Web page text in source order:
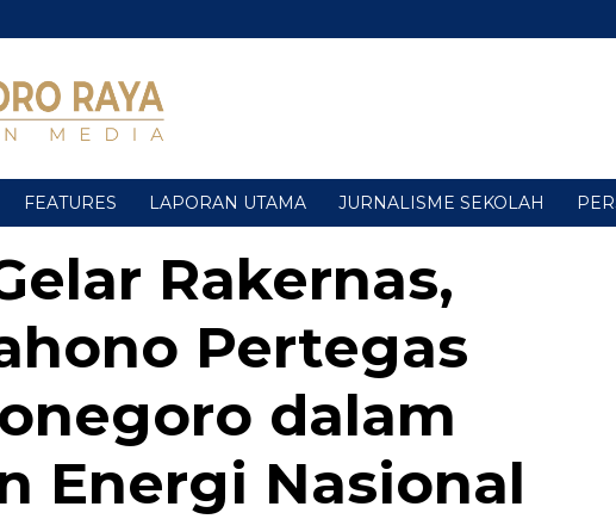
FEATURES LAPORAN UTAMA JURNALISME SEKOLAH
Rakernas,
Pertegas
dalam
Energi Nasional